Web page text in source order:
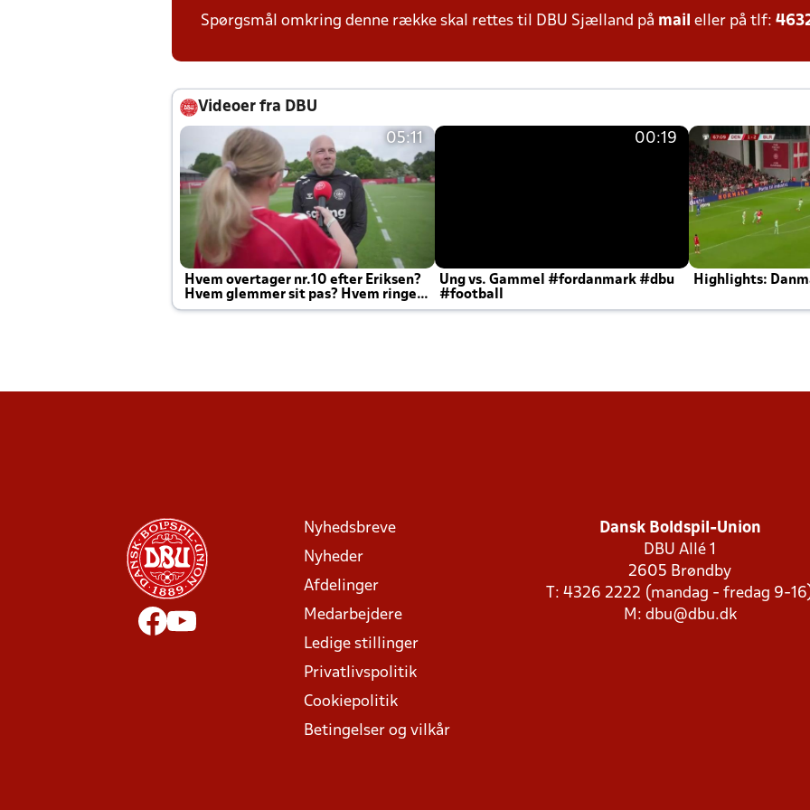
Spørgsmål omkring denne række skal rettes til DBU Sjælland på mail eller på tlf:
Videoer fra DBU
05:11
Hvem overtager nr.10 efter Eriksen?
Hvem glemmer sit pas? Hvem ringer
Joachim altid til efter kampe?
00:19
Ung vs. Gammel #fordanmark #dbu
#football
Highlights:
Nyhedsbreve
Nyheder
Afdelinger
Medarbejdere
Ledige stillinger
Privatlivspolitik
Cookiepolitik
Betingelser og vilkår
Dansk Boldspil-Union
DBU Allé 1
2605 Brøndby
T: 4326 2222 (mandag - fredag 9-
M: dbu@dbu.dk